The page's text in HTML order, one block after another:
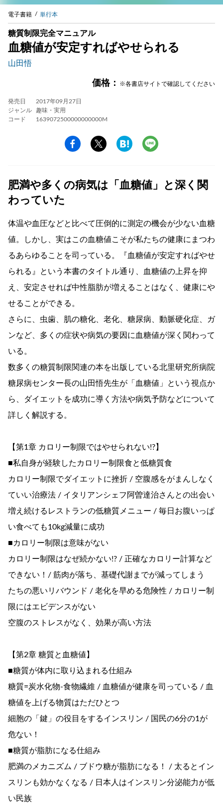
電子書籍 単行本
糖質制限完全マニュアル
血糖値が安定すればやせられる
山田悟
価格： ※各書店サイトで確認してください
発売日
2017年09月27日
ジャンル
趣味・実用
コード
1639072500000000000M
肥満や多くの病気は「血糖値」と深く関
わっていた
体温や血圧などと比べて圧倒的に測定の機会が少ない血糖
値。しかし、実はこの血糖値こそが私たちの健康にまつわ
るあらゆることを司っている。『血糖値が安定すればやせ
られる』という本書のタイトル通り、血糖値の上昇を抑
え、安定させれば中性脂肪が増えることはなく、健康にや
せることができる。
さらに、虫歯、肌の糖化、老化、糖尿病、動脈硬化症、ガ
ンなど、多くの症状や病気の要因に血糖値が深く関わって
いる。
数多くの糖質制限関連の本を出版している北里研究所病院
糖尿病センター長の山田悟先生が「血糖値」という視点か
ら、ダイエットを成功に導く方法や病気予防などについて
詳しく解説する。
【第1章 カロリー制限ではやせられない!?】
■私自身が経験したカロリー制限食と低糖質食
カロリー制限でダイエットに挫折 / 空腹感をがまんしなく
ていい治療法 / イタリアンシェフ阿曽達治さんとの出会い
増え続けるレストランの低糖質メニュー / 毎日お腹いっぱ
い食べても10kg減量に成功
■カロリー制限は意味がない
カロリー制限はなぜ続かない!? / 正確なカロリー計算など
できない！/ 筋肉が落ち、基礎代謝までが減ってしまう
たちの悪いリバウンド / 老化を早める危険性 / カロリー制
限にはエビデンスがない
空腹のストレスがなく、効果が高い方法
【第2章 糖質と血糖値】
■糖質が体内に取り込まれる仕組み
糖質=炭水化物-食物繊維 / 血糖値が健康を司っている / 血
糖値を上げる物質はただひとつ
細胞の「鍵」の役目をするインスリン / 国民の6分の1が
危ない！
■糖質が脂肪になる仕組み
肥満のメカニズム / ブドウ糖が脂肪になる！ / 太るとイン
スリンも効かなくなる / 日本人はインスリン分泌能力が低
い民族